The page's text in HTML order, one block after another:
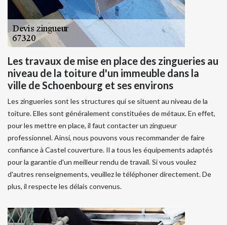
Les travaux de mise en place des zingueries au
niveau de la toiture d'un immeuble dans la
ville de Schoenbourg et ses environs
Les zingueries sont les structures qui se situent au niveau de la
toiture. Elles sont généralement constituées de métaux. En effet,
pour les mettre en place, il faut contacter un zingueur
professionnel. Ainsi, nous pouvons vous recommander de faire
confiance à Castel couverture. Il a tous les équipements adaptés
pour la garantie d'un meilleur rendu de travail. Si vous voulez
d'autres renseignements, veuillez le téléphoner directement. De
plus, il respecte les délais convenus.